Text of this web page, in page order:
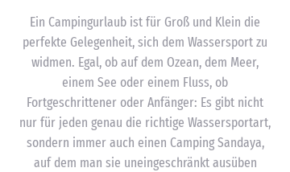
Ein Campingurlaub ist für Groß und Klein die
perfekte Gelegenheit, sich dem Wassersport zu
widmen. Egal, ob auf dem Ozean, dem Meer,
einem See oder einem Fluss, ob
Fortgeschrittener oder Anfänger: Es gibt nicht
nur für jeden genau die richtige Wassersportart,
sondern immer auch einen Camping Sandaya,
auf dem man sie uneingeschränkt ausüben